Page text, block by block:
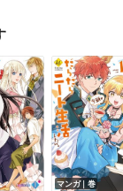
マンガ｜巻